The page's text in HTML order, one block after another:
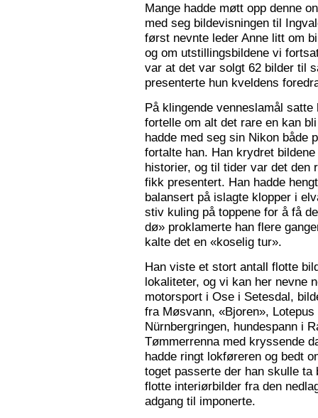
Mange hadde møtt opp denne
med seg bildevisningen til
først nevnte leder Anne litt om
og om utstillingsbildene vi
var at det var solgt 62 bilder til
presenterte hun kveldens
På klingende venneslamål
fortelle om alt det rare en kan
hadde med seg sin Nikon både
fortalte han. Han krydret
historier, og til tider var det den
fikk presentert. Han hadde
balansert på islagte klopper i
stiv kuling på toppene for å få
dø» proklamerte han flere
kalte det en «koselig tur».
Han viste et stort antall flotte
lokaliteter, og vi kan her nevne
motorsport i Ose i Setesdal,
fra Møsvann, «Bjoren»,
Nürnbergringen, hundespann i
Tømmerrenna med kryssende
hadde ringt lokføreren og bedt
toget passerte der han skulle
flotte interiørbilder fra den
adgang til imponerte.